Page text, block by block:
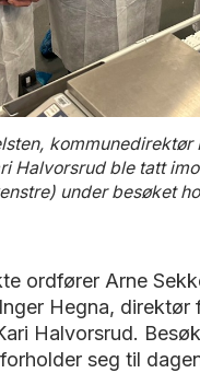
Halvorsrud ble tatt
under besøket
ordfører Arne
Hegna,
Halvorsrud.
seg til